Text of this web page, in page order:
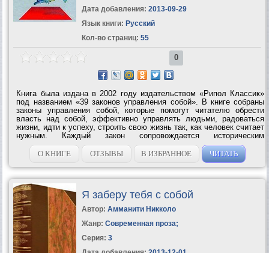
Дата добавления: 2013-09-29
Язык книги: Русский
Кол-во страниц: 55
0
Книга была издана в 2002 году издательством «Рипол Классик»
под названием «39 законов управления собой». В книге собраны
законы управления собой, которые помогут читателю обрести
власть над собой, эффективно управлять людьми, радоваться
жизни, идти к успеху, строить свою жизнь так, как человек считает
нужным. Каждый закон сопровождается историческим
материалом, который подтверждает эффективностьзакона.
Обратная сторона закона...
О КНИГЕ ОТЗЫВЫ В ИЗБРАННОЕ ЧИТАТЬ
Я заберу тебя с собой
Автор: Амманити Никколо
Жанр: Современная проза;
Серия: 3